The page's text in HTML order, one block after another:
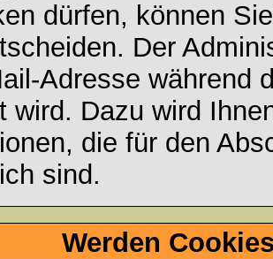
dürfen, können
Der
Adresse während
wird. Dazu wird
die für den
sind.
Werden